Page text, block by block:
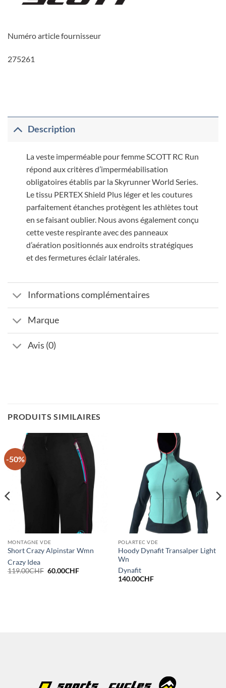
Numéro article fournisseur
275261
Description
La veste imperméable pour femme SCOTT RC Run
répond aux critères d’imperméabilisation
obligatoires établis par la Skyrunner World Series.
Le tissu PERTEX Shield Plus léger et les coutures
parfaitement étanches protègent les athlètes tout
en se faisant oublier. Nous avons également conçu
cette veste respirante avec des panneaux
d’aération positionnés aux endroits stratégiques
et des fermetures éclair latérales.
Informations complémentaires
Marque
Avis (0)
PRODUITS SIMILAIRES
-50%
MONTAGNE VDE
Short Crazy Alpinstar Wmn
Crazy Idea
119.00CHF Le
60.00CHFLe
POLARTEC VDE
Hoody Dynafit Transalper Light
Wn
Dynafit
140.00CHF